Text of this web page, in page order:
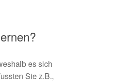
es sich
Sie z.B.,